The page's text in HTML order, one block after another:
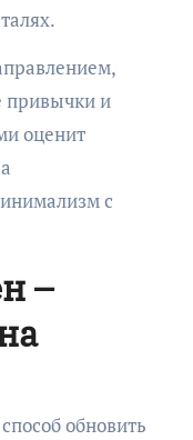
привычки и
оценит
с
–
обновить